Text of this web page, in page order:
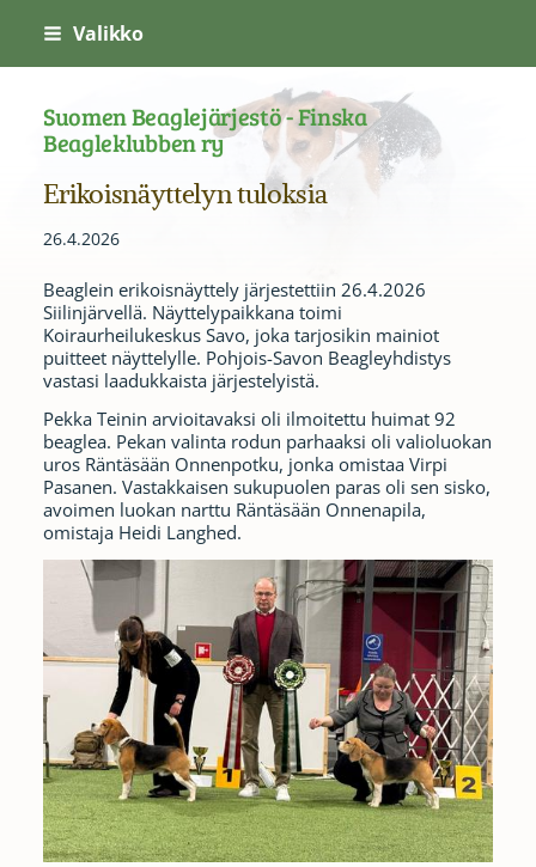
Siirry
sivun
sisältöön
Valikko
Suomen Beaglejärjestö - Finska
Beagleklubben ry
Erikoisnäyttelyn tuloksia
26.4.2026
Beaglein erikoisnäyttely järjestettiin 26.4.2026
Siilinjärvellä. Näyttelypaikkana toimi
Koiraurheilukeskus Savo, joka tarjosikin mainiot
puitteet näyttelylle. Pohjois-Savon Beagleyhdistys
vastasi laadukkaista järjestelyistä.
Pekka Teinin arvioitavaksi oli ilmoitettu huimat 92
beaglea. Pekan valinta rodun parhaaksi oli valioluokan
uros Räntäsään Onnenpotku, jonka omistaa Virpi
Pasanen. Vastakkaisen sukupuolen paras oli sen sisko,
avoimen luokan narttu Räntäsään Onnenapila,
omistaja Heidi Langhed.